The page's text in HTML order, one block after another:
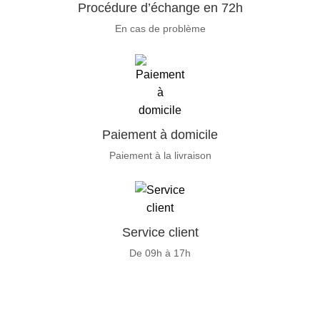
Procédure d’échange en 72h
En cas de problème
Paiement à domicile
Paiement à la livraison
Service client
De 09h à 17h